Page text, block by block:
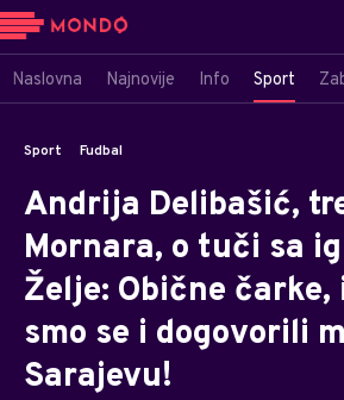
Naslovna Najnovije Info Sport
Sport Fudbal
Andrija Delibašić,
Mornara, o tuči sa
Želje: Obične
smo se i dogovorili
Sarajevu!